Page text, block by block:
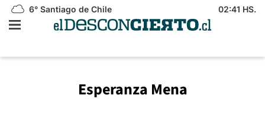
6° Santiago de Chile 02:41 HS.
Esperanza Mena